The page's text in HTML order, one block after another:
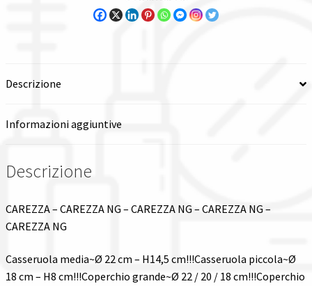
Spedizioni in europa
Checkout
Il mio account
Descrizione
Informazioni aggiuntive
Descrizione
CAREZZA – CAREZZA NG – CAREZZA NG – CAREZZA NG –
CAREZZA NG
Casseruola media~Ø 22 cm – H14,5 cm!!!Casseruola piccola~Ø
18 cm – H8 cm!!!Coperchio grande~Ø 22 / 20 / 18 cm!!!Coperchio